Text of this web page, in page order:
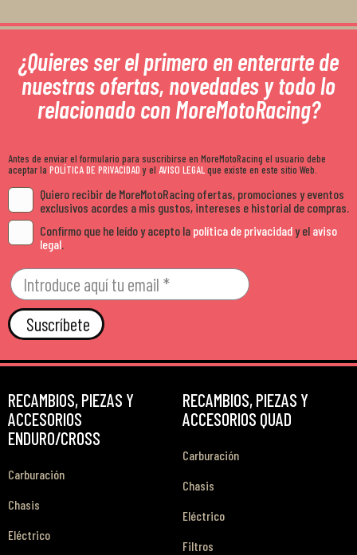
¿Quieres ser el primero en enterarte de
nuestras ofertas, novedades y todo lo
relacionado con MoreMotoRacing?
Antes de enviar el formulario para suscribirse en MoreMotoRacing el usuario debe
aceptar la POLÍTICA DE PRIVACIDADy el AVISO LEGALque existe en este sitio Web.
Quiero recibir de MoreMotoRacing ofertas, promociones y eventos
exclusivos acordes a mis gustos, intereses e historial de compras.
Confirmo que he leído y acepto la política de privacidady el aviso
legal
Suscríbete
RECAMBIOS, PIEZAS Y
ACCESORIOS
ENDURO/CROSS
Carburación
Chasis
Eléctrico
RECAMBIOS, PIEZAS Y
ACCESORIOS QUAD
Carburación
Chasis
Eléctrico
Filtros